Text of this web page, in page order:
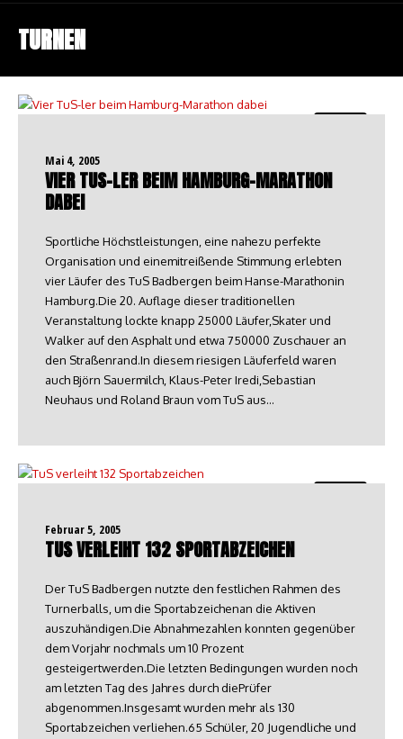
TURNEN
Mai 4, 2005
VIER TUS-LER BEIM HAMBURG-MARATHON
DABEI
Sportliche Höchstleistungen, eine nahezu perfekte
Organisation und einemitreißende Stimmung erlebten
vier Läufer des TuS Badbergen beim Hanse-Marathonin
Hamburg.Die 20. Auflage dieser traditionellen
Veranstaltung lockte knapp 25000 Läufer,Skater und
Walker auf den Asphalt und etwa 750000 Zuschauer an
den Straßenrand.In diesem riesigen Läuferfeld waren
auch Björn Sauermilch, Klaus-Peter Iredi,Sebastian
Neuhaus und Roland Braun vom TuS aus…
Februar 5, 2005
TUS VERLEIHT 132 SPORTABZEICHEN
Der TuS Badbergen nutzte den festlichen Rahmen des
Turnerballs, um die Sportabzeichenan die Aktiven
auszuhändigen.Die Abnahmezahlen konnten gegenüber
dem Vorjahr nochmals um 10 Prozent
gesteigertwerden.Die letzten Bedingungen wurden noch
am letzten Tag des Jahres durch diePrüfer
abgenommen.Insgesamt wurden mehr als 130
Sportabzeichen verliehen.65 Schüler, 20 Jugendliche und